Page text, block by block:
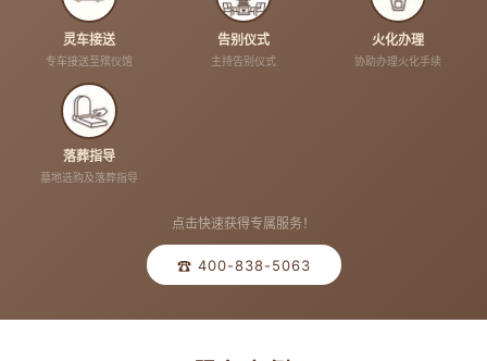
灵车接送
专车接送至殡仪馆
告别仪式
主持告别仪式
火化办理
协助办理火化手续
落葬指导
墓地选购及落葬指导
点击快速获得专属服务！
☎ 400-838-5063